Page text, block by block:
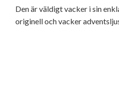
Den är väldigt vacker i sin
originell och vacker